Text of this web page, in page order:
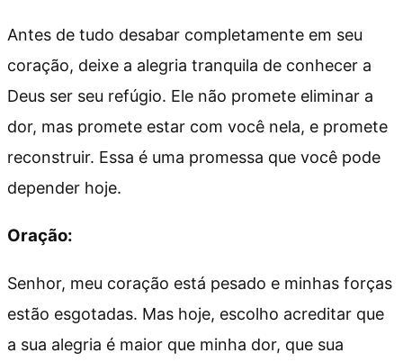
Antes de tudo desabar completamente em seu
coração, deixe a alegria tranquila de conhecer a
Deus ser seu refúgio. Ele não promete eliminar a
dor, mas promete estar com você nela, e promete
reconstruir. Essa é uma promessa que você pode
depender hoje.
Oração:
Senhor, meu coração está pesado e minhas forças
estão esgotadas. Mas hoje, escolho acreditar que
a sua alegria é maior que minha dor, que sua